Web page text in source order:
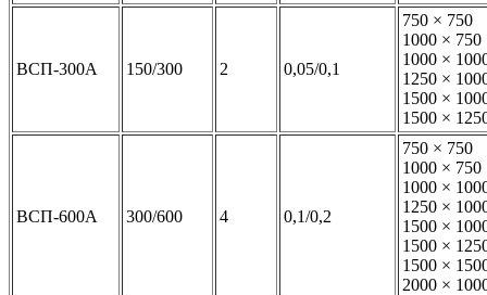
ВСП-300А 150/300 2 0,05/0,1
750 × 750
1000 × 750
1000 ×
1250 ×
1500 ×
1500 ×
ВСП-600А 300/600 4 0,1/0,2
750 × 750
1000 × 750
1000 ×
1250 ×
1500 ×
1500 ×
1500 ×
2000 ×